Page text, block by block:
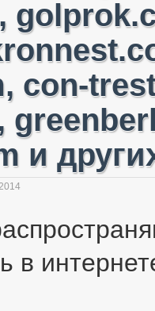
con-
и
в